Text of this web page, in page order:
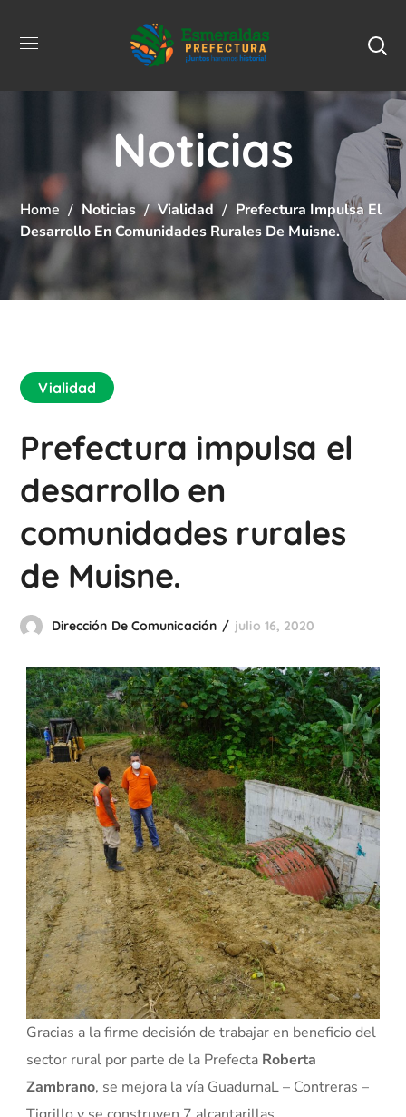
Noticias
Home Noticias Vialidad
Prefectura Impulsa El
Desarrollo En Comunidades Rurales De Muisne.
Vialidad
Prefectura impulsa el
desarrollo en
comunidades rurales
de Muisne.
Dirección De Comunicación julio 16, 2020
Gracias a la firme decisión de trabajar en beneficio del
sector rural por parte de la Prefecta Roberta
Zambrano, se mejora la vía GuadurnaL – Contreras –